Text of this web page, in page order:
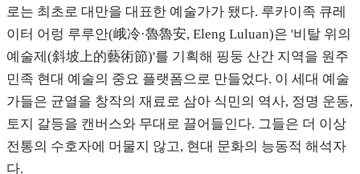
로는 최초로 대만을 대표한 예술가가 됐다. 루카이족 큐레
이터 어렁 루루안(峨冷·魯魯安, Eleng Luluan)은 '비탈 위의
예술제(斜坡上的藝術節)'를 기획해 핑둥 산간 지역을 원주
민족 현대 예술의 중요 플랫폼으로 만들었다. 이 세대 예술
가들은 균열을 창작의 재료로 삼아 식민의 역사, 정명 운동,
토지 갈등을 캔버스와 무대로 끌어들인다. 그들은 더 이상
전통의 수호자에 머물지 않고, 현대 문화의 능동적 해석자
다.